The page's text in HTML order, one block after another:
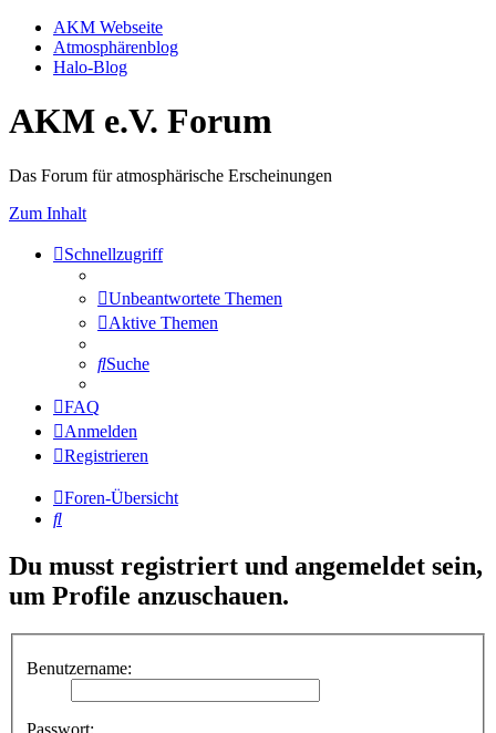
AKM Webseite
Atmosphärenblog
Halo-Blog
AKM e.V. Forum
Das Forum für atmosphärische Erscheinungen
Zum Inhalt
Schnellzugriff
Unbeantwortete Themen
Aktive Themen
Suche
FAQ
Anmelden
Registrieren
Foren-Übersicht
Suche
Du musst registriert und angemeldet sein,
um Profile anzuschauen.
Benutzername: